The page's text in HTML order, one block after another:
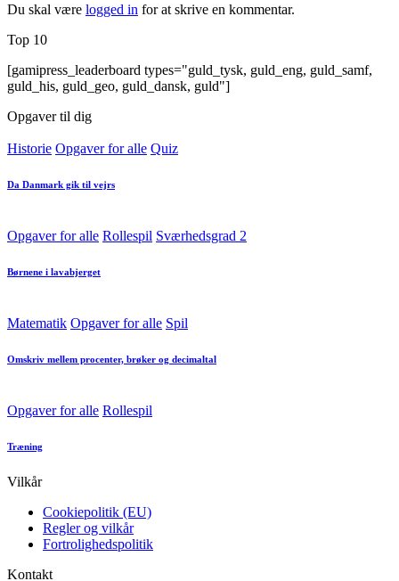
Du skal være logged in for at skrive en kommentar.
Top 10
[gamipress_leaderboard types="guld_tysk, guld_eng, guld_samf,
guld_his, guld_geo, guld_dansk, guld"]
Opgaver til dig
Posted
Historie Opgaver for alle Quiz
Da Danmark gik til vejrs
Posted
Opgaver for alle Rollespil Sværhedsgrad 2
Børnene i lavabjerget
Posted
Matematik Opgaver for alle Spil
Omskriv mellem procenter, brøker og decimaltal
Posted
Opgaver for alle Rollespil
Træning
Vilkår
Cookiepolitik (EU)
Regler og vilkår
Fortrolighedspolitik
Kontakt